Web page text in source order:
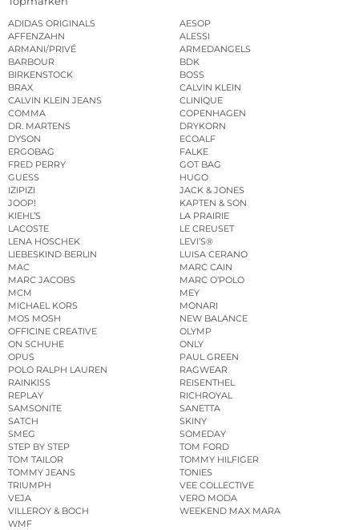
ADIDAS ORIGINALS
AESOP
AFFENZAHN
ALESSI
ARMANI/PRIVÉ
ARMEDANGELS
BARBOUR
BDK
BIRKENSTOCK
BOSS
BRAX
CALVIN KLEIN
CALVIN KLEIN JEANS
CLINIQUE
COMMA
COPENHAGEN
DR. MARTENS
DRYKORN
DYSON
ECOALF
ERGOBAG
FALKE
FRED PERRY
GOT BAG
GUESS
HUGO
IZIPIZI
JACK & JONES
JOOP!
KAPTEN & SON
KIEHL’S
LA PRAIRIE
LACOSTE
LE CREUSET
LENA HOSCHEK
LEVI’S®
LIEBESKIND BERLIN
LUISA CERANO
MAC
MARC CAIN
MARC JACOBS
MARC O’POLO
MCM
MEY
MICHAEL KORS
MONARI
MOS MOSH
NEW BALANCE
OFFICINE CREATIVE
OLYMP
ON SCHUHE
ONLY
OPUS
PAUL GREEN
POLO RALPH LAUREN
RAGWEAR
RAINKISS
REISENTHEL
REPLAY
RICHROYAL
SAMSONITE
SANETTA
SATCH
SKINY
SMEG
SOMEDAY
STEP BY STEP
TOM FORD
TOM TAILOR
TOMMY HILFIGER
TOMMY JEANS
TONIES
TRIUMPH
VEE COLLECTIVE
VEJA
VERO MODA
VILLEROY & BOCH
WEEKEND MAX MARA
WMF